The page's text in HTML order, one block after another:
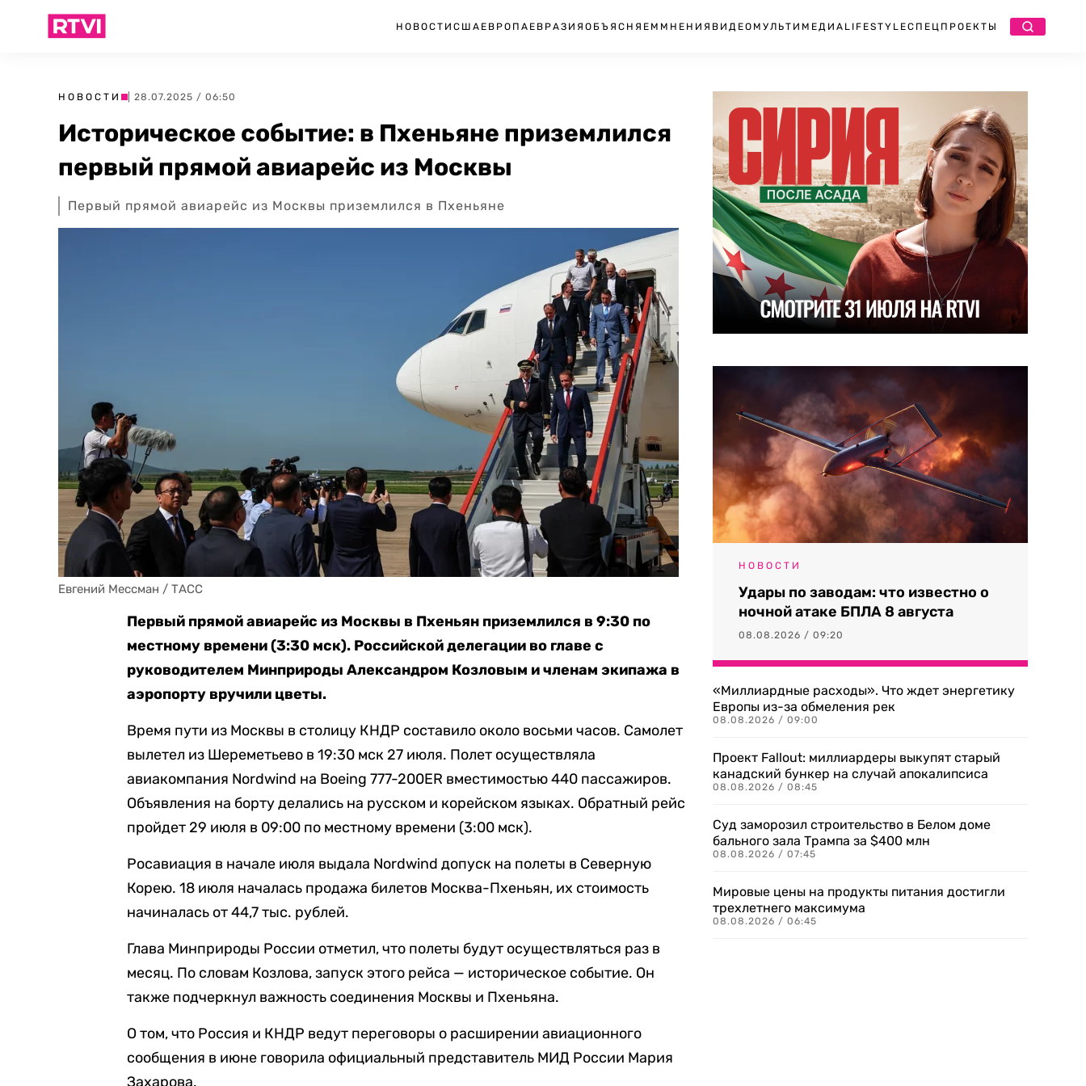
НОВОСТИ США ЕВРОПА ЕВРАЗИЯ ОБЪЯСНЯЕМ МНЕНИЯ ВИДЕО МУЛЬТИМЕДИА LIFESTYLEСПЕЦПРОЕКТЫ
НОВОСТИ | 28.07.2025 / 06:50
Историческое событие: в Пхеньяне приземлился
первый прямой авиарейс из Москвы
Первый прямой авиарейс из Москвы приземлился в Пхеньяне
Евгений Мессман / ТАСС
Первый прямой авиарейс из Москвы в Пхеньян приземлился в 9:30 по
местному времени (3:30 мск). Российской делегации во главе с
руководителем Минприроды Александром Козловым и членам экипажа в
аэропорту вручили цветы.
Время пути из Москвы в столицу КНДР составило около восьми часов. Самолет
вылетел из Шереметьево в 19:30 мск 27 июля. Полет осуществляла
авиакомпания Nordwind на Boeing 777-200ER вместимостью 440 пассажиров.
Объявления на борту делались на русском и корейском языках. Обратный рейс
пройдет 29 июля в 09:00 по местному времени (3:00 мск).
Росавиация в начале июля выдала Nordwind допуск на полеты в Северную
Корею. 18 июля началась продажа билетов Москва-Пхеньян, их стоимость
начиналась от 44,7 тыс. рублей.
Глава Минприроды России отметил, что полеты будут осуществляться раз в
месяц. По словам Козлова, запуск этого рейса — историческое событие. Он
также подчеркнул важность соединения Москвы и Пхеньяна.
О том, что Россия и КНДР ведут переговоры о расширении авиационного
сообщения в июне говорила официальный представитель МИД России Мария
Захарова.
НОВОСТИ
Удары по заводам: что известно о
ночной атаке БПЛА 8 августа
08.08.2026 / 09:20
«Миллиардные расходы». Что ждет энергетику
Европы из-за обмеления рек
08.08.2026 / 09:00
Проект Fallout: миллиардеры выкупят старый
канадский бункер на случай апокалипсиса
08.08.2026 / 08:45
Суд заморозил строительство в Белом доме
бального зала Трампа за $400 млн
08.08.2026 / 07:45
Мировые цены на продукты питания достигли
трехлетнего максимума
08.08.2026 / 06:45